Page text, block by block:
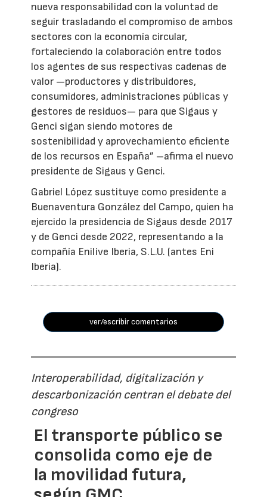
nueva responsabilidad con la voluntad de
seguir trasladando el compromiso de ambos
sectores con la economía circular,
fortaleciendo la colaboración entre todos
los agentes de sus respectivas cadenas de
valor —productores y distribuidores,
consumidores, administraciones públicas y
gestores de residuos— para que Sigaus y
Genci sigan siendo motores de
sostenibilidad y aprovechamiento eficiente
de los recursos en España” –afirma el nuevo
presidente de Sigaus y Genci.
Gabriel López sustituye como presidente a
Buenaventura González del Campo, quien ha
ejercido la presidencia de Sigaus desde 2017
y de Genci desde 2022, representando a la
compañía Enilive Iberia, S.L.U. (antes Eni
Iberia).
ver/escribir comentarios
Interoperabilidad, digitalización y
descarbonización centran el debate del
congreso
El transporte público se
consolida como eje de
la movilidad futura,